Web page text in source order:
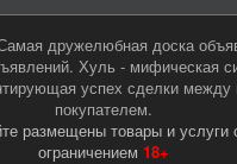
дружелюбная доска
Хуль - мифическая
успех сделки
покупателем.
размещены товары и услуги
ограничением 18+